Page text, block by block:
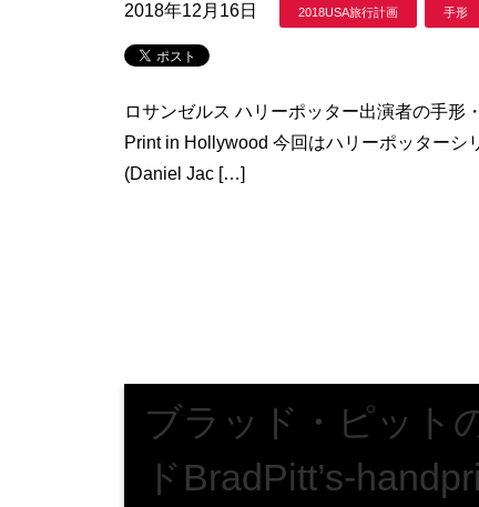
2018年12月16日 2018USA旅行計画 手形
ロサンゼルス ハリーポッター出演者の手
Print in Hollywood 今回はハリーポッターシ
(Daniel Jac […]
ブラッド・ピット
ドBradPitt’s-